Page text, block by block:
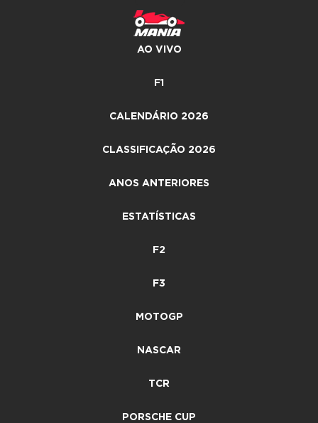
AO VIVO
F1
CALENDÁRIO 2026
CLASSIFICAÇÃO 2026
ANOS ANTERIORES
ESTATÍSTICAS
F2
F3
MOTOGP
NASCAR
TCR
PORSCHE CUP